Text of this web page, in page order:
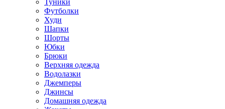
Футболки
Худи
Шапки
Шорты
Юбки
Брюки
Верхняя одежда
Водолазки
Джемперы
Джинсы
Домашняя одежда